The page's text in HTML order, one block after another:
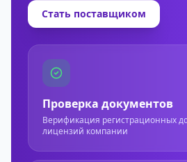
Стать поставщиком
Проверка документов
Верификация регистрационных
лицензий компании